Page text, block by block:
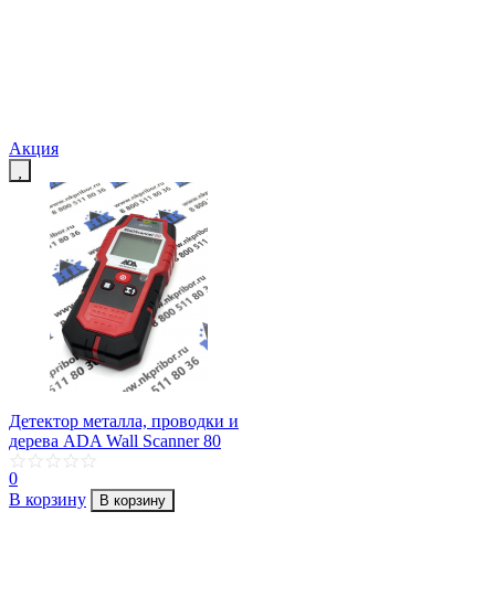
Акция
Детектор металла, проводки и
дерева ADA Wall Scanner 80
0
В корзину
В корзину